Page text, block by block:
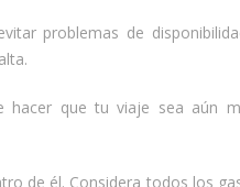
problemas de
hacer que tu viaje sea aún
de él. Considera todos los